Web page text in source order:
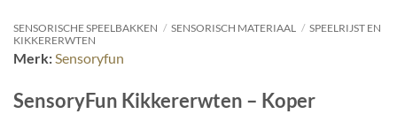
SENSORISCHE SPEELBAKKEN / SENSORISCH MATERIAAL / SPEELRIJST EN
KIKKERERWTEN
Merk: Sensoryfun
SensoryFun Kikkererwten – Koper